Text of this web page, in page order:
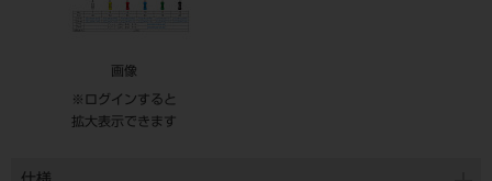
画像
※ログインすると
拡大表示できます